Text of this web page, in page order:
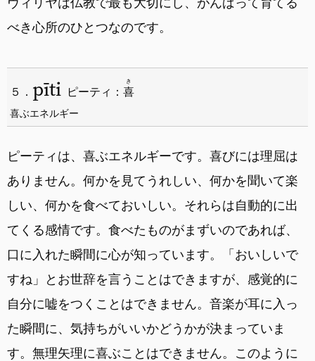
べき心所のひとつなのです。
ピーティ： 喜
き
５． pīti
喜ぶエネルギー
ピーティは、喜ぶエネルギーです。喜びには理屈は
ありません。何かを見てうれしい、何かを聞いて楽
しい、何かを食べておいしい。それらは自動的に出
てくる感情です。食べたものがまずいのであれば、
口に入れた瞬間に心が知っています。「おいしいで
すね」とお世辞を言うことはできますが、感覚的に
自分に嘘をつくことはできません。音楽が耳に入っ
た瞬間に、気持ちがいいかどうかが決まっていま
す。無理矢理に喜ぶことはできません。このように